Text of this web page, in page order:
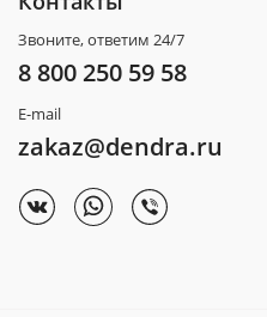
Звоните, ответим 24/7
8 800 250 59 58
E-mail
zakaz@dendra.ru